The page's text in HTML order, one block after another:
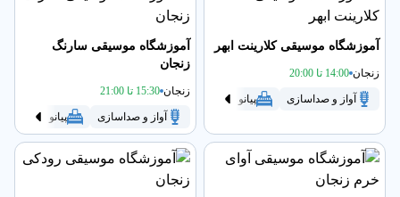
آموزشگاه موسیقی کلارینت ابهر
زنجان 14:00 تا 20:00
آواز و صداسازی پیانو تنبک
آموزشگاه موسیقی سارنگ
زنجان
زنجان 15:30 تا 21:00
آواز و صداسازی پیانو